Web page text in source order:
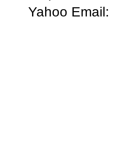
Yahoo Email: